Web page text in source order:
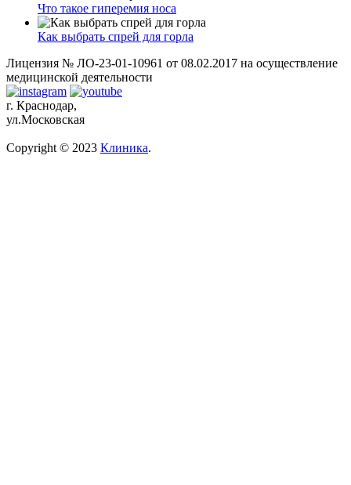
Что такое гиперемия носа
Как выбрать спрей для горла
Лицензия № ЛО-23-01-10961 от 08.02.2017 на осуществление
медицинской деятельности
г. Краснодар,
ул.Московская
Copyright © 2023 Клиника.